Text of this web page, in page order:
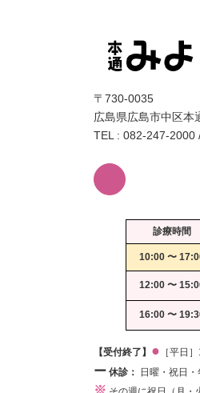
〒730-0035
広島県広島市中区本
TEL : 082-247-2000
診療時間
10:00 〜
12:00 〜
16:00 〜
【受付終了】 ● ［平日
ー 休診： 日曜・祝日